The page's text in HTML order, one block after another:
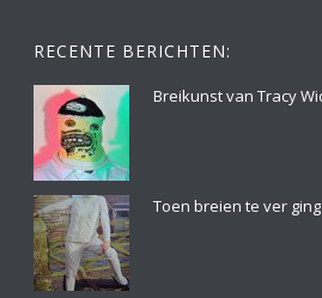
RECENTE BERICHTEN:
Breikunst van Tracy
Toen breien te ver ging